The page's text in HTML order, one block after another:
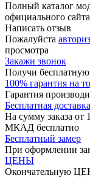
Полный каталог
официального
Написать отзыв
Пожалуйста
просмотра
Закажи звонок
Получи
100% гарантия на
Гарантия
Бесплатная доставка
На сумму заказа от
МКАД бесплатно
Бесплатный замер
При оформлении
ЦЕНЫ
Окончательную